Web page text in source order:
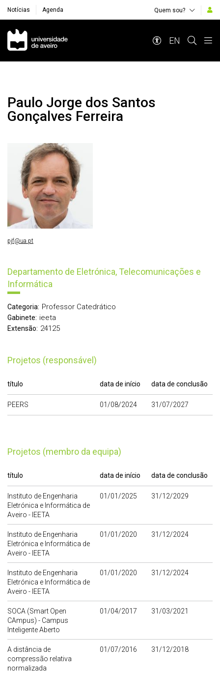
Notícias Agenda Quem sou?
Navegação Principal
EN
Paulo Jorge dos Santos
Gonçalves Ferreira
Departamento de Eletrónica, Telecomunicações e
Informática
Categoria: Professor Catedrático
Gabinete: ieeta
Extensão: 24125
Projetos (responsável)
título data de início data de conclusão
PEERS 01/08/2024 31/07/2027
Projetos (membro da equipa)
título data de início data de conclusão
Instituto de Engenharia
Eletrónica e Informática de
Aveiro - IEETA
01/01/2025 31/12/2029
Instituto de Engenharia
Eletrónica e Informática de
Aveiro - IEETA
01/01/2020 31/12/2024
Instituto de Engenharia
Eletrónica e Informática de
Aveiro - IEETA
01/01/2020 31/12/2024
SOCA (Smart Open
CAmpus) - Campus
Inteligente Aberto
01/04/2017 31/03/2021
A distância de
compressão relativa
normalizada
01/07/2016 31/12/2018
pjf@ua.pt